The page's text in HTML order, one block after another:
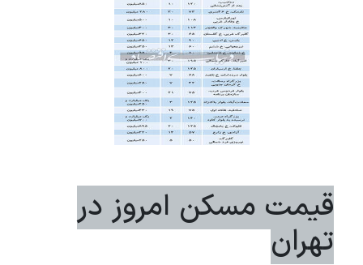
قیمت مسکن امروز در
تهران